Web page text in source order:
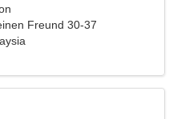
Freund 30-37